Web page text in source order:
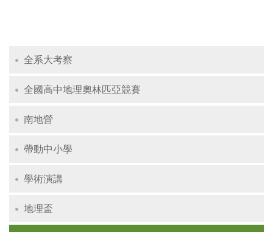
全系大考察
全國高中地理奧林匹亞競賽
南地營
帶動中小學
學術演講
地理盃